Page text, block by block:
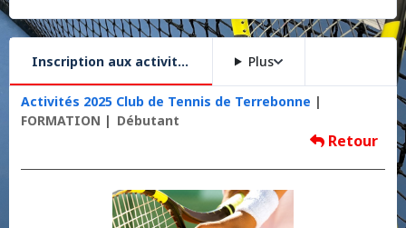
Inscription aux activités Plus
Activités 2025 Club de Tennis de Terrebonne
FORMATION
Débutant
Retour